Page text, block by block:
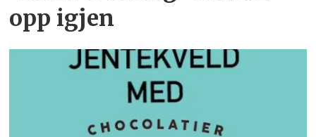
opp igjen